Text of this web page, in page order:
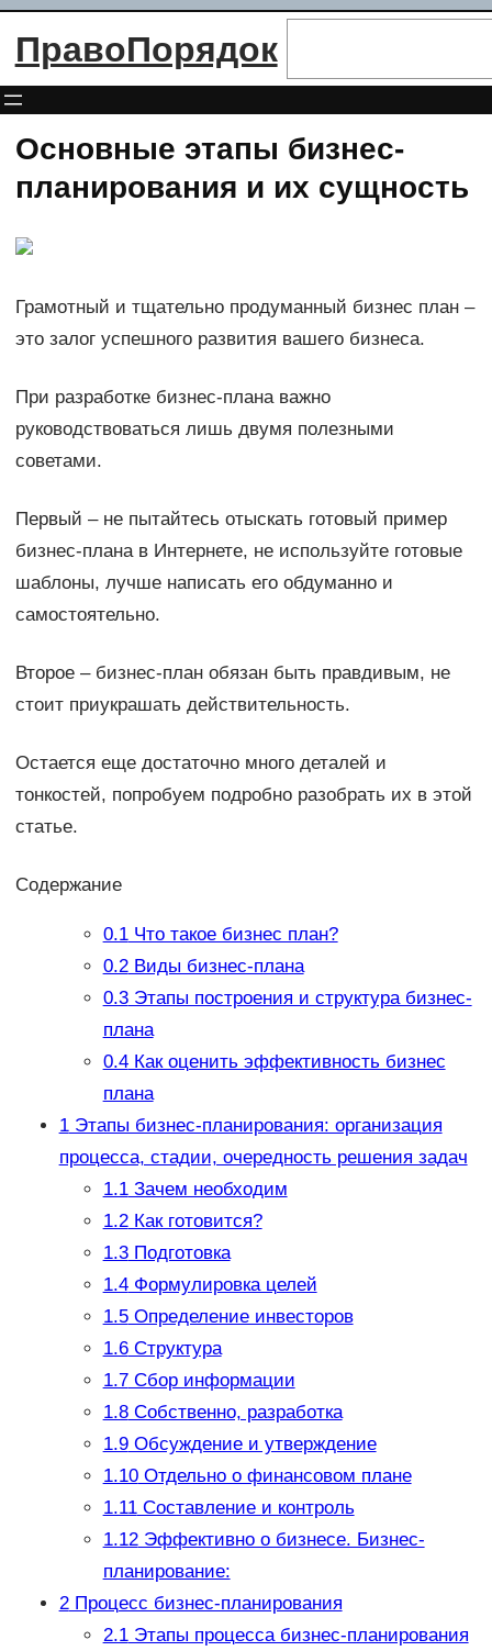
Перейти
ПравоПорядок
Основные этапы бизнес-
планирования и их сущность
Грамотный и тщательно продуманный бизнес план –
это залог успешного развития вашего бизнеса.
При разработке бизнес-плана важно
руководствоваться лишь двумя полезными
советами.
Первый – не пытайтесь отыскать готовый пример
бизнес-плана в Интернете, не используйте готовые
шаблоны, лучше написать его обдуманно и
самостоятельно.
Второе – бизнес-план обязан быть правдивым, не
стоит приукрашать действительность.
Остается еще достаточно много деталей и
тонкостей, попробуем подробно разобрать их в этой
статье.
Содержание
0.1Что такое бизнес план?
0.2Виды бизнес-плана
0.3Этапы построения и структура бизнес-
плана
0.4Как оценить эффективность бизнес
плана
1Этапы бизнес-планирования: организация
процесса, стадии, очередность решения задач
1.1Зачем необходим
1.2Как готовится?
1.3Подготовка
1.4Формулировка целей
1.5Определение инвесторов
1.6Структура
1.7Сбор информации
1.8Собственно, разработка
1.9Обсуждение и утверждение
1.10Отдельно о финансовом плане
1.11Составление и контроль
1.12Эффективно о бизнесе. Бизнес-
планирование:
2Процесс бизнес-планирования
2.1Этапы процесса бизнес-планирования